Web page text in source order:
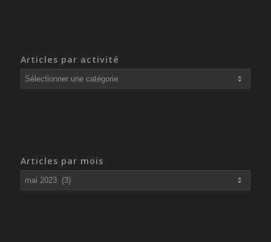
Articles par activité
Articles
par
Articles par mois